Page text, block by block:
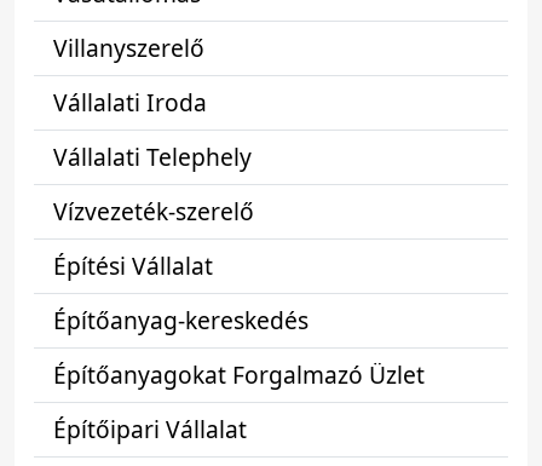
Villanyszerelő
Vállalati Iroda
Vállalati Telephely
Vízvezeték-szerelő
Építési Vállalat
Építőanyag-kereskedés
Építőanyagokat Forgalmazó Üzlet
Építőipari Vállalat